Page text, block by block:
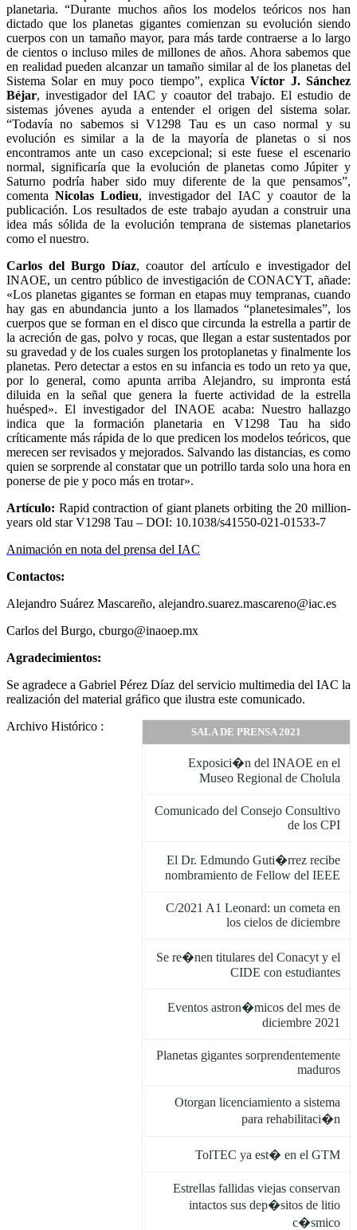
planetaria. “Durante muchos años los modelos teóricos nos han
dictado que los planetas gigantes comienzan su evolución siendo
cuerpos con un tamaño mayor, para más tarde contraerse a lo largo
de cientos o incluso miles de millones de años. Ahora sabemos que
en realidad pueden alcanzar un tamaño similar al de los planetas del
Sistema Solar en muy poco tiempo”, explicaVíctor J. Sánchez
Béjar, investigador del IAC y coautor del trabajo. El estudio de
sistemas jóvenes ayuda a entender el origen del sistema solar.
“Todavía no sabemos si V1298 Tau es un caso normal y su
evolución es similar a la de la mayoría de planetas o si nos
encontramos ante un caso excepcional; si este fuese el escenario
normal, significaría que la evolución de planetas como Júpiter y
Saturno podría haber sido muy diferente de la que pensamos”,
comentaNicolas Lodieu, investigador del IAC y coautor de la
publicación. Los resultados de este trabajo ayudan a construir una
idea más sólida de la evolución temprana de sistemas planetarios
como el nuestro.
Carlos del Burgo Díaz, coautor del artículo e investigador del
INAOE, un centro público de investigación de CONACYT, añade:
«Los planetas gigantes se forman en etapas muy tempranas, cuando
hay gas en abundancia junto a los llamados “planetesimales”, los
cuerpos que se forman en el disco que circunda la estrella a partir de
la acreción de gas, polvo y rocas, que llegan a estar sustentados por
su gravedad y de los cuales surgen los protoplanetas y finalmente los
planetas. Pero detectar a estos en su infancia es todo un reto ya que,
por lo general, como apunta arriba Alejandro, su impronta está
diluida en la señal que genera la fuerte actividad de la estrella
huésped». El investigador del INAOE acaba: Nuestro hallazgo
indica que la formación planetaria en V1298 Tau
ha sido
críticamente más rápida de lo que predicen los modelos teóricos, que
merecen ser revisados y mejorados. Salvando las distancias, es como
quien se sorprende al constatar que un potrillo tarda solo una hora en
ponerse de pie y poco más en trotar».
Artículo: Rapid contraction of giant planets orbiting the 20 million-
years old star V1298 Tau – DOI: 10.1038/s41550-021-01533-7
Animación en nota del prensa del IAC
Contactos:
Alejandro Suárez Mascareño, alejandro.suarez.mascareno@iac.es
Carlos del Burgo, cburgo@inaoep.mx
Agradecimientos:
Se agradece a Gabriel Pérez Díaz del servicio multimedia del IAC la
realización del material gráfico que ilustra este comunicado.
SALA DE PRENSA 2021
Exposici�n del INAOE en el
Museo Regional de Cholula
Comunicado del Consejo Consultivo
de los CPI
El Dr. Edmundo Guti�rrez recibe
nombramiento de Fellow del IEEE
C/2021 A1 Leonard: un cometa en
los cielos de diciembre
Se re�nen titulares del Conacyt y el
CIDE con estudiantes
Eventos astron�micos del mes de
diciembre 2021
Planetas gigantes sorprendentemente
maduros
Otorgan licenciamiento a sistema
para rehabilitaci�n
TolTEC ya est� en el GTM
Estrellas fallidas viejas conservan
intactos sus dep�sitos de litio
c�smico
Archivo Histórico :